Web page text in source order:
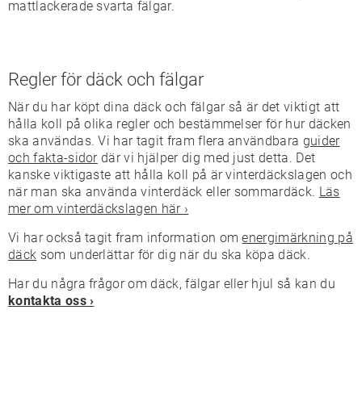
mattlackerade svarta fälgar.
Regler för däck och fälgar
När du har köpt dina däck och fälgar så är det viktigt att
hålla koll på olika regler och bestämmelser för hur däcken
ska användas. Vi har tagit fram flera användbara guider
och fakta-sidordär vi hjälper dig med just detta. Det
kanske viktigaste att hålla koll på är vinterdäckslagen och
när man ska använda vinterdäck eller sommardäck. Läs
mer om vinterdäckslagen här ›
Vi har också tagit fram information omenergimärkning på
däck som underlättar för dig när du ska köpa däck.
Har du några frågor om däck, fälgar eller hjul så kan du
kontakta oss ›